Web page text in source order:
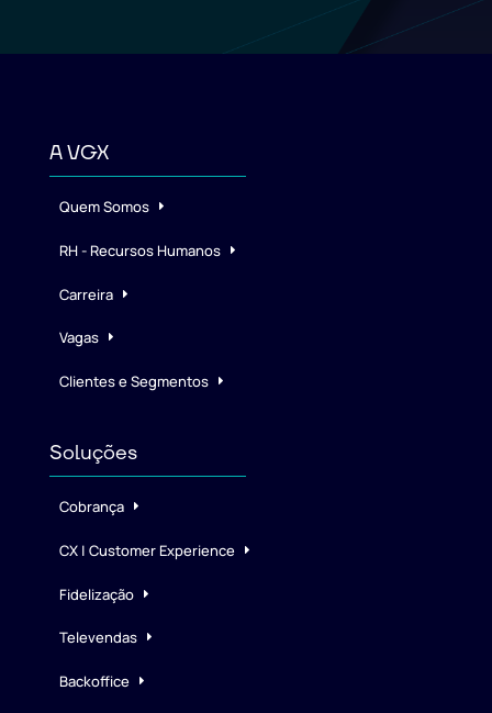
A VGX
Quem Somos
RH - Recursos Humanos
Carreira
Vagas
Clientes e Segmentos
Soluções
Cobrança
CX | Customer Experience
Fidelização
Televendas
Backoffice